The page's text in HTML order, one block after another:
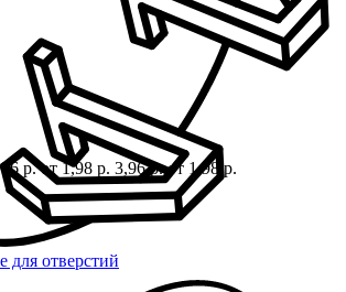
для отверстий
р.от 1,98 р. 3,96 р.от 1,98 р.